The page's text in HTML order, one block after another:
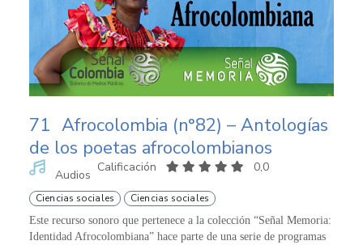
71 Afrocolombia (n°82) – Antologías
de los poetas afrocolombianos
Audios
Calificación 0,0
Ciencias sociales Ciencias sociales
Este recurso sonoro que pertenece a la colección “Señal Memoria:
Identidad Afrocolombiana” hace parte de una serie de programas